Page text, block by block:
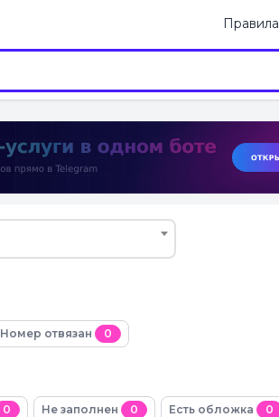
Правила
Номер отвязан 0
0 Не заполнен 0 Есть обложка 0